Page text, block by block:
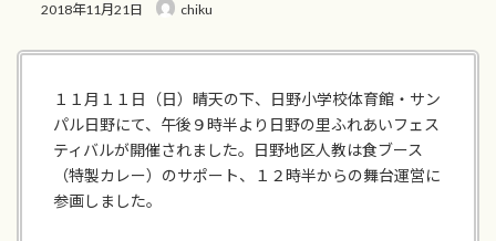
2018年11月21日 chiku
１１月１１日（日）晴天の下、日野小学校体育館・サン
パル日野にて、午後９時半より日野の里ふれあいフェス
ティバルが開催されました。日野地区人教は食ブース
（特製カレー）のサポート、１２時半からの舞台運営に
参画しました。